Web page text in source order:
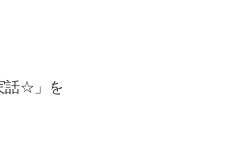
話☆」を